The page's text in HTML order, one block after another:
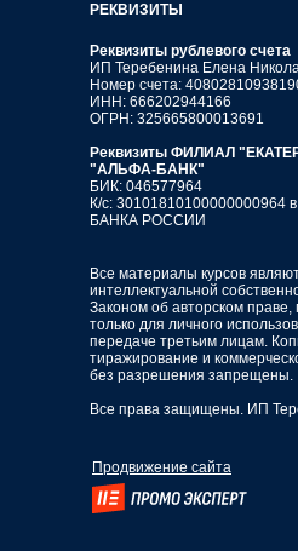
Продвижение сайта
Все материалы курсов
интеллектуальной
Законом об авторском
только для личного
передаче третьим лицам.
тиражирование и
без разрешения запрещены.
Все права защищены. ИП
Реквизиты рублевого счета
ИП Теребенина Елена
Номер счета:
ИНН: 666202944166
ОГРН: 325665800013691
Реквизиты ФИЛИАЛ
"АЛЬФА-БАНК"
БИК: 046577964
К/с:
БАНКА РОССИИ
РЕКВИЗИТЫ